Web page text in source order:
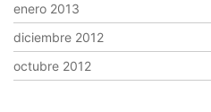
enero 2013
diciembre 2012
octubre 2012